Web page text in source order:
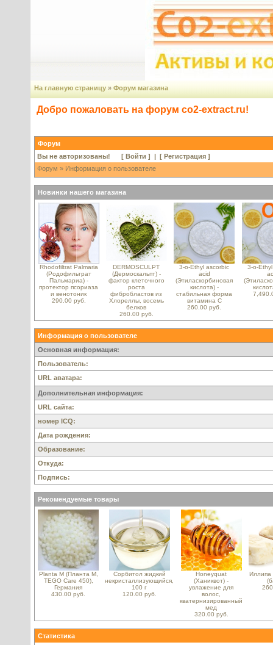
На главную страницу » Форум магазина
Добро пожаловать на форум co2-extract.ru!
Форум
Вы не авторизованы! [ Войти ] | [ Регистрация ]
Форум » Информация о пользователе
Новинки нашего магазина
Rhodofiltrat Palmaria
(Родофильтрат
Пальмариа) -
протектор псориаза
и венотоник
290.00 руб.
DERMOSCULPT
(Дермоскальпт) -
фактор клеточного
роста
фибробластов из
Хлореллы, восемь
белков
260.00 руб.
3-o-Ethyl ascorbic
acid
(Этиласкорбиновая
кислота) -
стабильная форма
витамина С
260.00 руб.
3-o-
Информация о пользователе
Основная информация:
Пользователь:
URL аватара:
Дополнительная информация:
URL сайта:
номер ICQ:
Дата рождения:
Образование:
Откуда:
Подпись:
Рекомендуемые товары
Planta M (Планта М,
TEGO Care 450),
Германия
430.00 руб.
Сорбитол жидкий
некристаллизующийся,
100 г
120.00 руб.
Honeyquat
(Ханиквот) -
увлажение для
волос,
кватернизированный
мед
320.00 руб.
Иллипа
Статистика